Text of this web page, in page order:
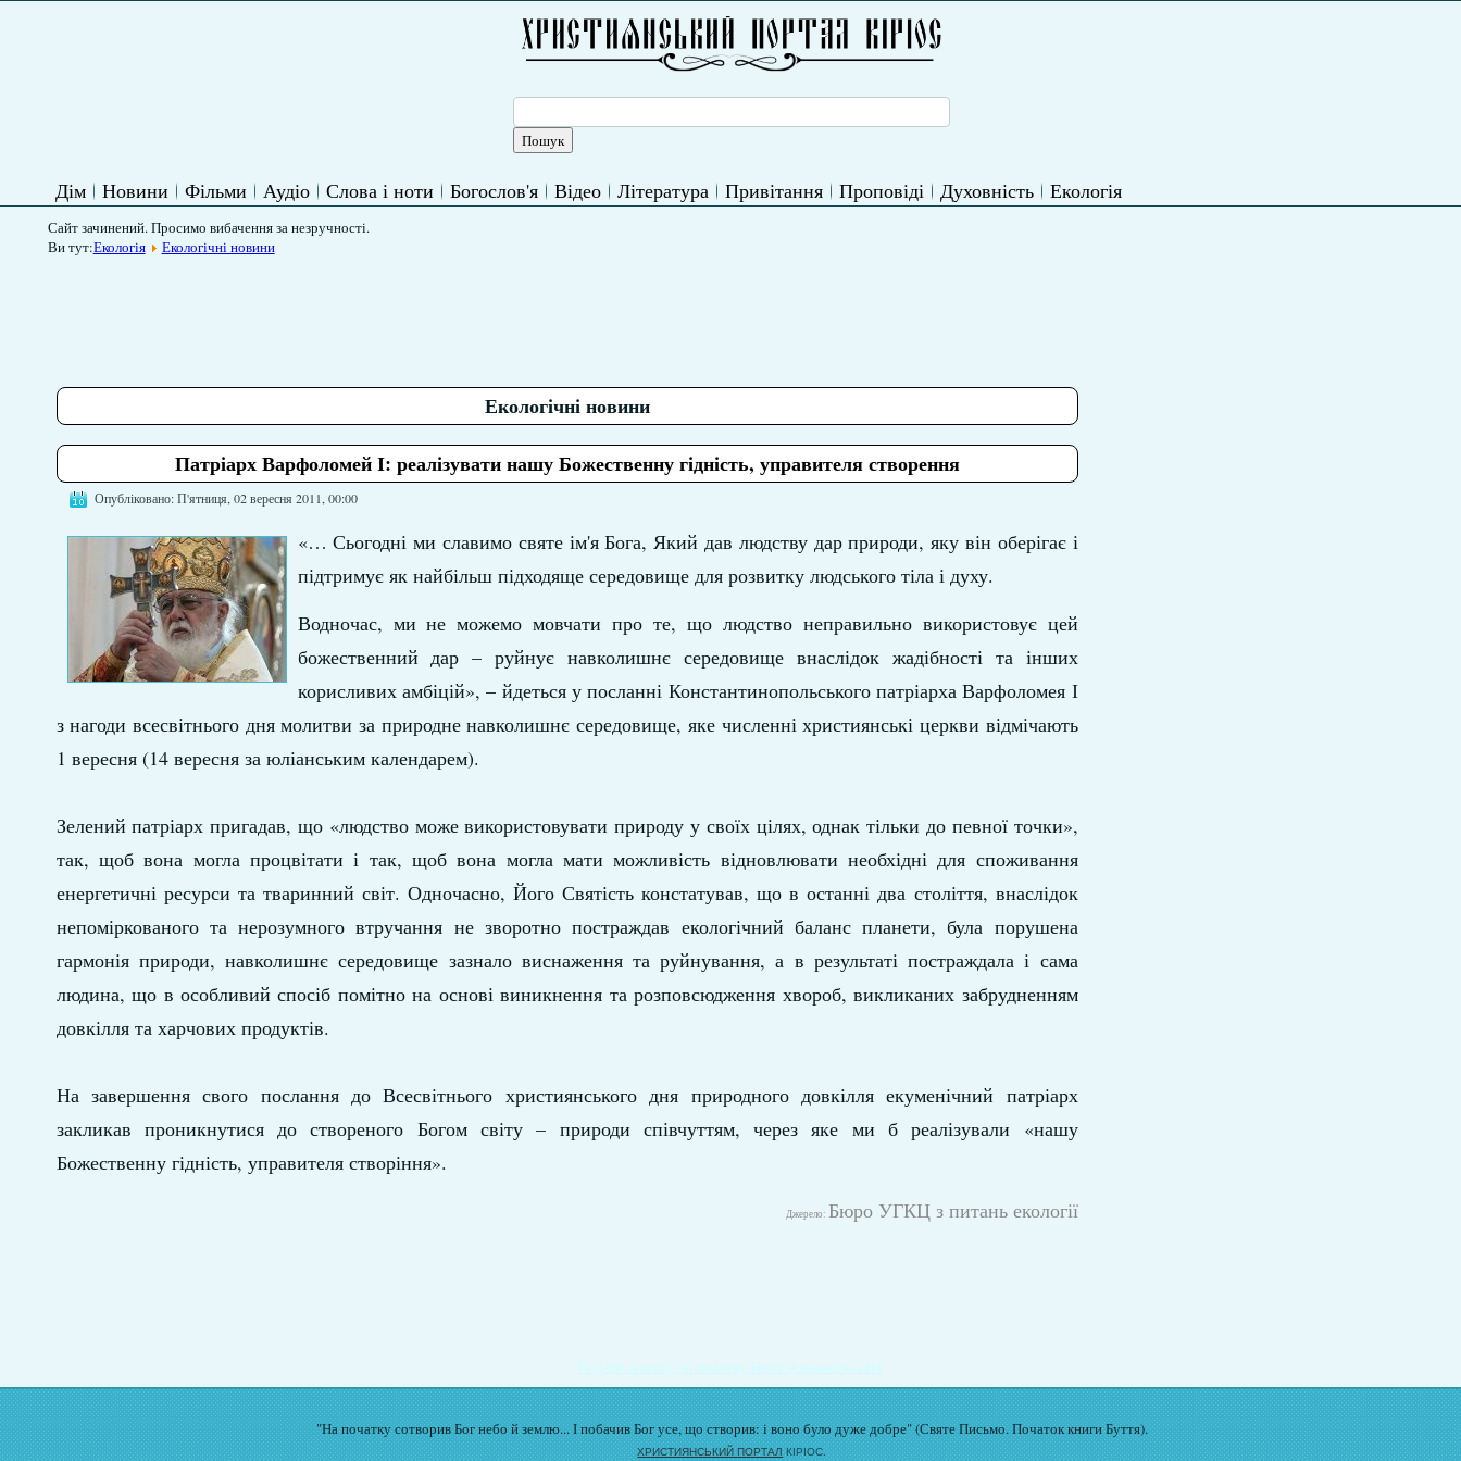
Дім Новини Фільми Аудіо Слова і ноти Богослов'я Відео Література Привітання Проповіді Духовність Екологія
Сайт зачинений. Просимо вибачення за незручності.
Ви тут:Екологія Екологічні новини
Екологічні новини
Патріарх Варфоломей І: реалізувати нашу Божественну гідність, управителя створення
Опубліковано: П'ятниця, 02 вересня 2011, 00:00
«… Сьогодні ми славимо святе ім'я Бога, Який дав людству дар природи, яку він оберігає і
підтримує як найбільш підходяще середовище для розвитку людського тіла і духу.
Водночас, ми не можемо мовчати про те, що людство неправильно використовує цей
божественний дар – руйнує навколишнє середовище внаслідок жадібності та інших
корисливих амбіцій», – йдеться у посланні Константинопольського патріарха Варфоломея І
з нагоди всесвітнього дня молитви за природне навколишнє середовище, яке численні християнські церкви відмічають
1 вересня (14 вересня за юліанським календарем).
Зелений патріарх пригадав, що «людство може використовувати природу у своїх цілях, однак тільки до певної точки»,
так, щоб вона могла процвітати і так, щоб вона могла мати можливість відновлювати необхідні для споживання
енергетичні ресурси та тваринний світ. Одночасно, Його Святість констатував, що в останні два століття, внаслідок
непоміркованого та нерозумного втручання не зворотно постраждав екологічний баланс планети, була порушена
гармонія природи, навколишнє середовище зазнало виснаження та руйнування, а в результаті постраждала і сама
людина, що в особливий спосіб помітно на основі виникнення та розповсюдження хвороб, викликаних забрудненням
довкілля та харчових продуктів.
На завершення свого послання до Всесвітнього християнського дня природного довкілля екуменічний патріарх
закликав проникнутися до створеного Богом світу – природи співчуттям, через яке ми б реалізували «нашу
Божественну гідність, управителя створіння».
Джерело: Бюро УГКЦ з питань екології
Подати записку на молитву Богослужіння онлайн
"На початку сотворив Бог небо й землю... І побачив Бог усе, що створив: і воно було дуже добре" (Святе Письмо. Початок книги Буття).
ХРИСТИЯНСЬКИЙ ПОРТАЛ КІРІОС.